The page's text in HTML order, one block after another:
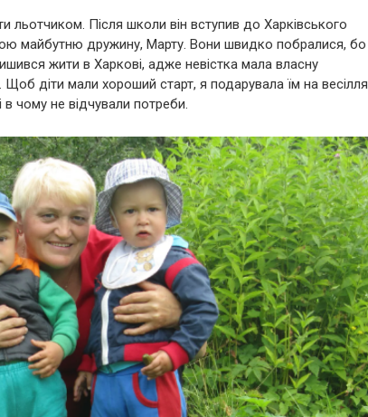
льотчиком. Після школи він вступив до Харківського
майбутню дружину, Марту. Вони швидко побралися, бо
жити в Харкові, адже невістка мала власну
Щоб діти мали хороший старт, я подарувала їм на весілля
чому не відчували потреби.